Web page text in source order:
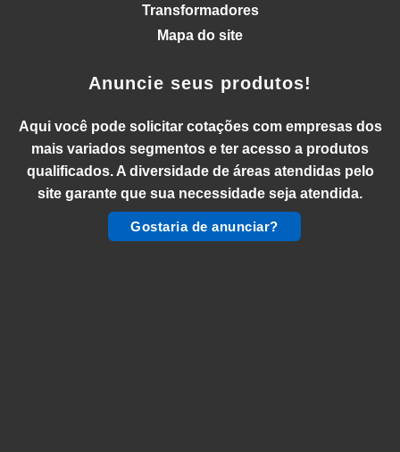
Transformadores
Mapa do site
Anuncie seus produtos!
Aqui você pode solicitar cotações com empresas dos
mais variados segmentos e ter acesso a produtos
qualificados. A diversidade de áreas atendidas pelo
site garante que sua necessidade seja atendida.
Gostaria de anunciar?